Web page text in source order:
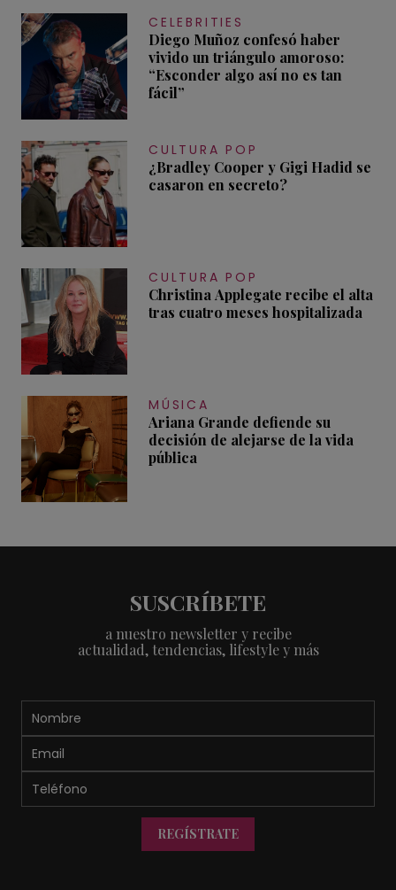
CELEBRITIES
Diego Muñoz confesó haber
vivido un triángulo amoroso:
“Esconder algo así no es tan
fácil”
CULTURA POP
¿Bradley Cooper y Gigi Hadid se
casaron en secreto?
CULTURA POP
Christina Applegate recibe el alta
tras cuatro meses hospitalizada
MÚSICA
Ariana Grande defiende su
decisión de alejarse de la vida
pública
SUSCRÍBETE
a nuestro newsletter y recibe
actualidad, tendencias, lifestyle y más
REGÍSTRATE